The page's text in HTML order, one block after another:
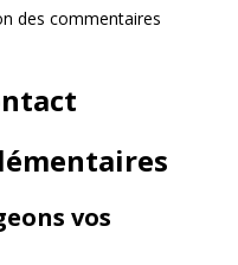
des commentaires
vos